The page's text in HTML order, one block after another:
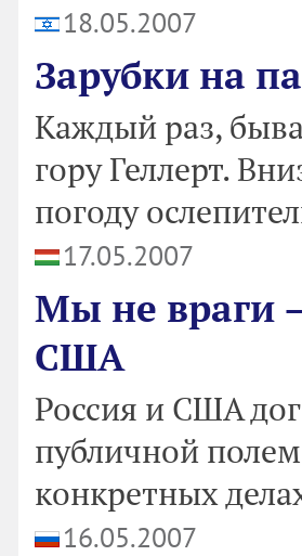
18.05.2007
Зарубки на
Каждый раз,
гору Геллерт.
погоду
17.05.2007
Мы не враги
США
Россия и США
публичной
конкретных
16.05.2007